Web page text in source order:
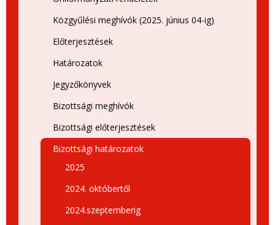
Közgyűlési meghívók (2025. június 04-ig)
Előterjesztések
Határozatok
Jegyzőkönyvek
Bizottsági meghívók
Bizottsági előterjesztések
Bizottsági határozatok
2025
2024. októbertől
2024.szeptemberig